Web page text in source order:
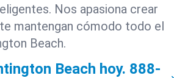
Nos apasiona crear
mantengan cómodo todo el
Beach.
Beach hoy. 888-